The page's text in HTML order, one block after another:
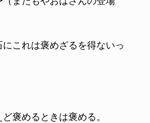
これは褒めざるを得ないっ
褒めるときは褒める。